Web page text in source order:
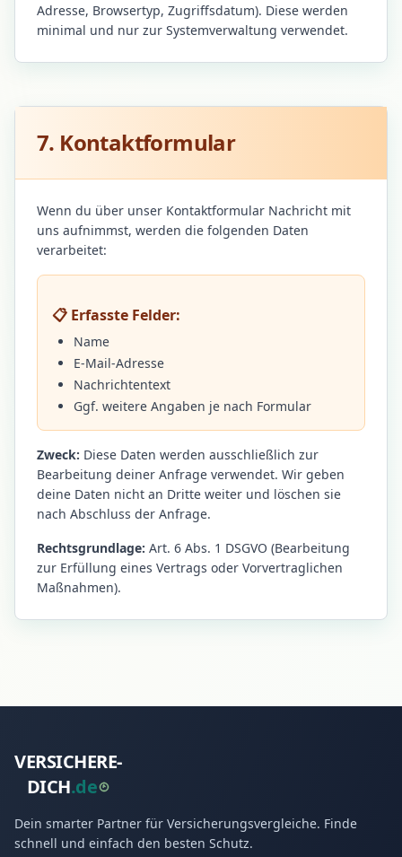
Adresse, Browsertyp, Zugriffsdatum). Diese werden
minimal und nur zur Systemverwaltung verwendet.
7. Kontaktformular
Wenn du über unser Kontaktformular Nachricht mit
uns aufnimmst, werden die folgenden Daten
verarbeitet:
📋 Erfasste Felder:
Name
E-Mail-Adresse
Nachrichtentext
Ggf. weitere Angaben je nach Formular
Zweck: Diese Daten werden ausschließlich zur
Bearbeitung deiner Anfrage verwendet. Wir geben
deine Daten nicht an Dritte weiter und löschen sie
nach Abschluss der Anfrage.
Rechtsgrundlage: Art. 6 Abs. 1 DSGVO (Bearbeitung
zur Erfüllung eines Vertrags oder Vorvertraglichen
Maßnahmen).
VERSICHERE-
DICH.de
Dein smarter Partner für Versicherungsvergleiche. Finde
schnell und einfach den besten Schutz.